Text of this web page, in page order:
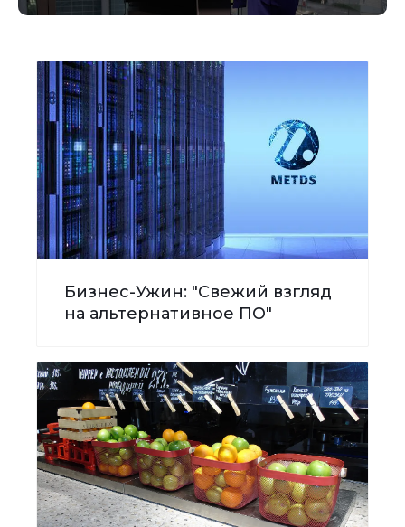
Бизнес-Ужин: "Свежий взгляд
на альтернативное ПО"